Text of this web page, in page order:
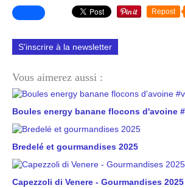
Repost
S'inscrire à la newsletter
Vous aimerez aussi :
Boules energy banane flocons d'avoine
Bredelé et gourmandises 2025
Capezzoli di Venere - Gourmandises 2025